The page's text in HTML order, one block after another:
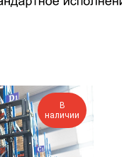
В
наличии